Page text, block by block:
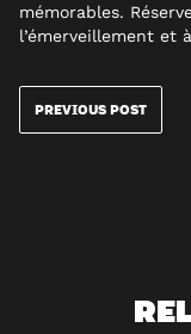
mémorables.
l’émerveillement et
PREVIOUS POST